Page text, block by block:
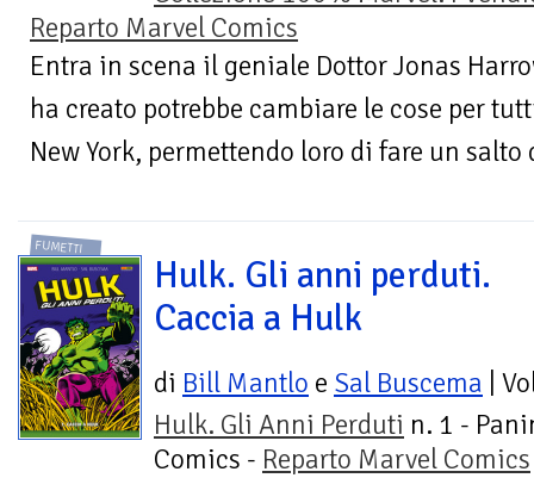
Reparto Marvel Comics
Entra in scena il geniale Dottor Jonas
ha creato potrebbe cambiare le cose per
New York, permettendo loro di fare un salto
FUMETTI
Hulk. Gli anni perduti.
Caccia a Hulk
di Bill Mantlo e Sal Buscema |
Hulk. Gli Anni Perduti n. 1 -
Comics - Reparto Marvel Comics